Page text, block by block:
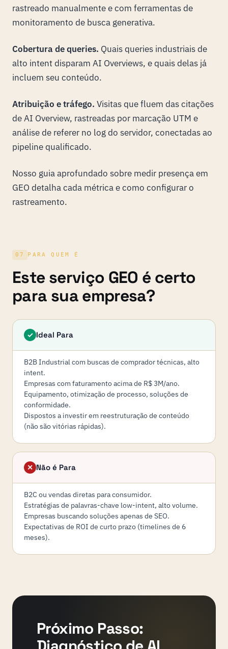
rastreado manualmente e com ferramentas de
monitoramento de busca generativa.
Cobertura de queries. Quais queries industriais de
alto intent disparam AI Overviews, e quais delas já
incluem seu conteúdo.
Atribuição e tráfego. Visitas que fluem das citações
de AI Overview, rastreadas por marcação UTM e
análise de referer no log do servidor, conectadas ao
pipeline qualificado.
Nosso guia aprofundado sobre medir presença em
GEO detalha cada métrica e como configurar o
rastreamento.
07 PARA QUEM É
Este serviço GEO é certo
para sua empresa?
✓ Ideal Para
B2B Industrial com buscas de comprador técnicas, alto
intent.
Empresas com faturamento acima de R$ 3M/ano.
Equipamento, otimização de processo, soluções de
conformidade.
Dispostos a investir em reestruturação de conteúdo
(não são vitórias rápidas).
✕ Não é Para
B2C ou vendas diretas para consumidor.
Estratégias de palavras-chave low-intent, alto volume.
Empresas buscando soluções apenas de SEO.
Expectativas de ROI de curto prazo (timelines de 6
meses).
Próximo Passo: